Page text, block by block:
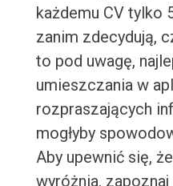
każdemu CV tylko
zanim zdecydują,
to pod uwagę,
umieszczania w
rozpraszających
mogłyby
Aby upewnić się,
wyróżnia,